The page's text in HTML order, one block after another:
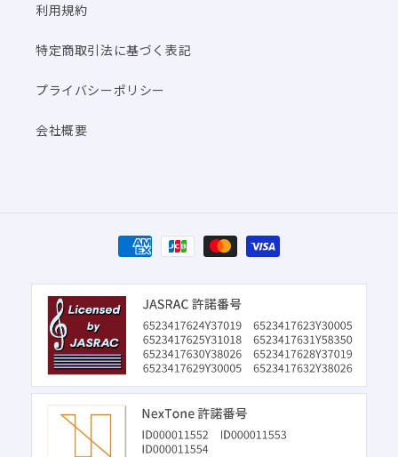
利用規約
特定商取引法に基づく表記
プライバシーポリシー
会社概要
決
済
方
法